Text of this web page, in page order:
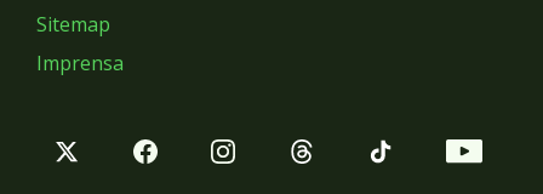
Sitemap
Imprensa